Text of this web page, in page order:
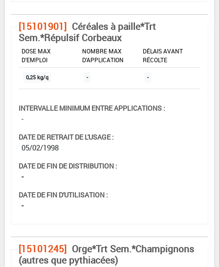
[15101901] Céréales à paille*Trt
Sem.*Répulsif Corbeaux
DOSE MAX
D'EMPLOI
NOMBRE MAX
D'APPLICATION
DÉLAIS AVANT
RÉCOLTE
0,25 kg/q - -
INTERVALLE MINIMUM ENTRE APPLICATIONS :
-
DATE DE RETRAIT DE L'USAGE :
05/02/1998
DATE DE FIN DE DISTRIBUTION :
-
DATE DE FIN D'UTILISATION :
-
[15101245] Orge*Trt Sem.*Champignons
(autres que pythiacées)